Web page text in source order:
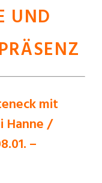
UND
mit
Hanne /
–